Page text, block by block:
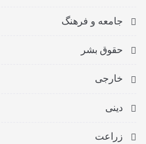
جامعه و فرهنگ
حقوق بشر
خارجی
دینی
زراعت